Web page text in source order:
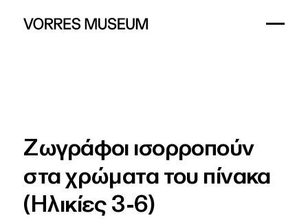
Ζωγράφοι ισορροπούν
σταχρώματατου πίνακα
(Ηλικίες3-6)